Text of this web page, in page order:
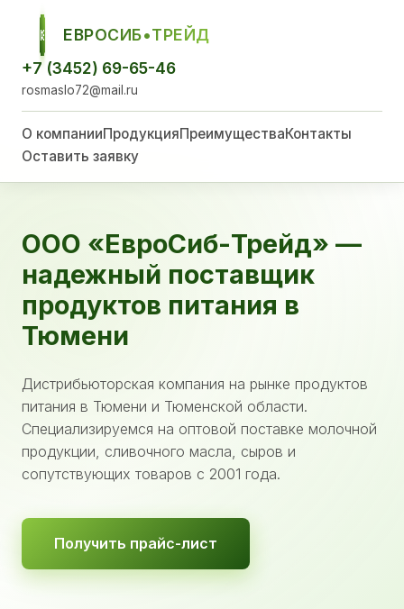
ЕСТ
ЕВРОСИБ•ТРЕЙД
+7 (3452) 69-65-46
rosmaslo72@mail.ru
О компанииПродукцияПреимуществаКонтакты
Оставить заявку
ООО «ЕвроСиб-Трейд» —
надежный поставщик
продуктов питания в
Тюмени
Дистрибьюторская компания на рынке продуктов
питания в Тюмени и Тюменской области.
Специализируемся на оптовой поставке молочной
продукции, сливочного масла, сыров и
сопутствующих товаров с 2001 года.
Получить прайс-лист